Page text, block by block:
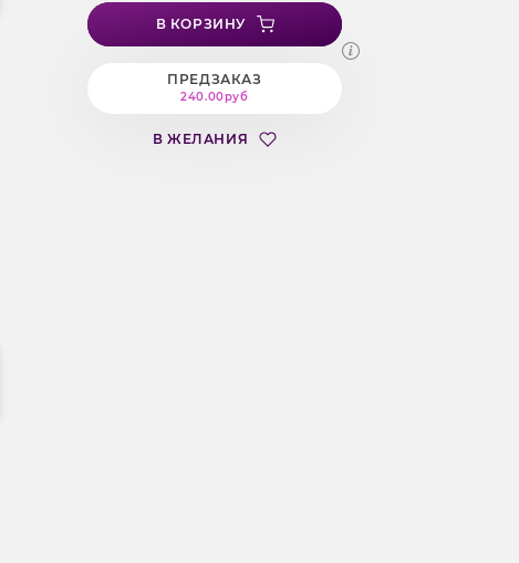
В КОРЗИНУ
ПРЕДЗАКАЗ
240.00руб
В ЖЕЛАНИЯ